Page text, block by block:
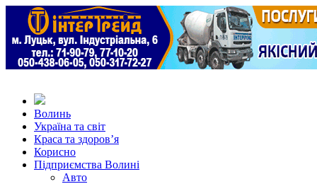
Волинь
Україна та світ
Краса та здоров’я
Корисно
Підприємства Волині
Авто